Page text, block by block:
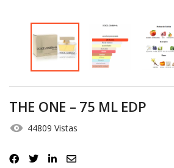
Olvidó la contraseña?
THE ONE – 75 ML EDP
44809 Vistas